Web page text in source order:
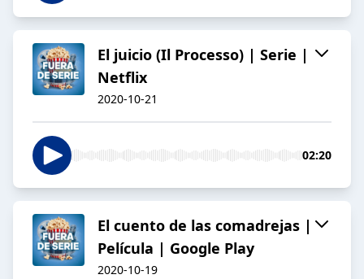
El juicio (Il Processo) | Serie |
Netflix
2020-10-21
02:20
El cuento de las comadrejas |
Película | Google Play
2020-10-19